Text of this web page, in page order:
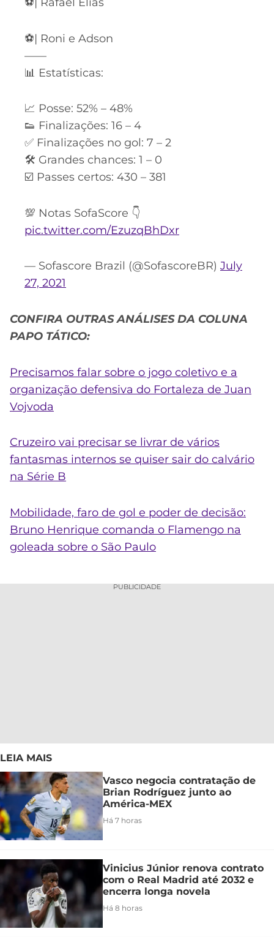
⚽️| Roni e Adson
——
📊 Estatísticas:
📈 Posse: 52% – 48%
👟 Finalizações: 16 – 4
✅ Finalizações no gol: 7 – 2
🛠 Grandes chances: 1 – 0
☑️ Passes certos: 430 – 381
💯 Notas SofaScore 👇
pic.twitter.com/EzuzqBhDxr
— Sofascore Brazil (@SofascoreBR) July
27, 2021
CONFIRA OUTRAS ANÁLISES DA COLUNA
PAPO TÁTICO:
Precisamos falar sobre o jogo coletivo e a
organização defensiva do Fortaleza de Juan
Vojvoda
Cruzeiro vai precisar se livrar de vários
fantasmas internos se quiser sair do calvário
na Série B
Mobilidade, faro de gol e poder de decisão:
Bruno Henrique comanda o Flamengo na
goleada sobre o São Paulo
PUBLICIDADE
LEIA MAIS
Vasco negocia contratação de
Brian Rodríguez junto ao
América-MEX
Há 7 horas
Vinicius Júnior renova contrato
com o Real Madrid até 2032 e
encerra longa novela
Há 8 horas